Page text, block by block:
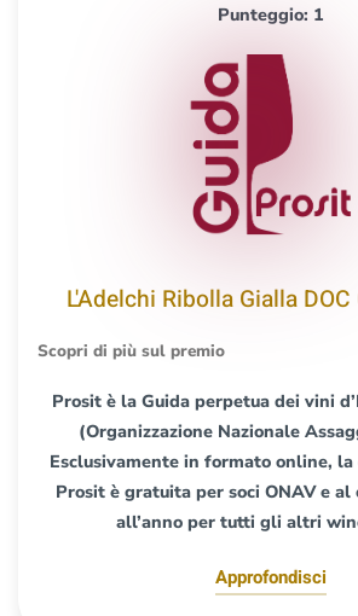
Punteggio: 1
L'Adelchi Ribolla Gialla
Scopri di più sul premio
Prosit è la Guida perpetua dei vini
(Organizzazione Nazionale
Esclusivamente in formato online,
Prosit è gratuita per soci ONAV e al
all’anno per tutti gli altri
Approfondisci